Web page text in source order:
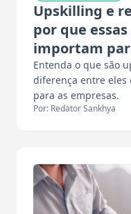
Upskilling e
por que
importam
Entenda o que são
diferença entre
para as empresas.
Por: Redator Sankhya